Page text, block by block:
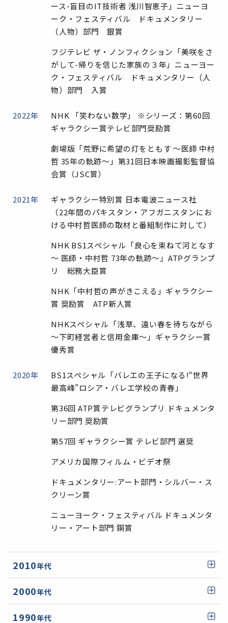
ース-盲目のIT技術者 浅川智恵子」ニューヨ
ーク・フェスティバル ドキュメンタリー
（人物）部門 銀賞
フジテレビ ザ・ノンフィクション「美咲をさ
がして-帰りを信じた家族の３年」ニューヨー
ク・フェスティバル ドキュメンタリー（人
物）部門 入賞
2022年
NHK 「笑わない数学」 ※シリーズ：第60回
ギャラクシー賞テレビ部門奨励賞
劇場版「荒野に希望の灯をともす ～医師 中村
哲 35年の軌跡～」第31回日本映画撮影監督協
会賞（JSC賞）
2021年
ギャラクシー特別賞 日本電波ニュース社
（22年間のパキスタン・アフガニスタンにお
ける中村哲医師の取材と番組制作に対して）
NHK BS1スペシャル「良心を束ねて河となす
～ 医師・中村哲 73年の軌跡～」ATPグランプ
リ 総務大臣賞
NHK「中村哲の声がきこえる」ギャラクシー
賞 奨励賞 ATP新人賞
NHKスペシャル「浅草、遠い春を待ちながら
～下町経営者と信用金庫～」ギャラクシー賞
優秀賞
2020年
BS1スペシャル「バレエの王子になる!“世界
最高峰”ロシア・バレエ学校の青春」
第36回 ATP賞テレビグランプリ ドキュメンタ
リー部門 奨励賞
第57回 ギャラクシー賞 テレビ部門 選奨
アメリカ国際フィルム・ビデオ祭
ドキュメンタリー:アート部門・シルバー・ス
クリーン賞
ニューヨーク・フェスティバル ドキュメンタ
リー・アート部門 銅賞
2010年代
（再放送）
放送人の会グランプリ準グランプリ
2000年代
テレビ朝日・サンデープロジェクト「シリー
1990年代